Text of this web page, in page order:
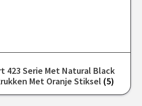
423 Serie Met Natural Black
Met Oranje Stiksel (5)